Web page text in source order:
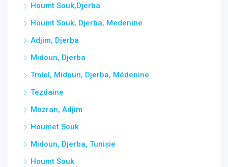
Houmt Souk,Djerba
Houmt Souk, Djerba, Medenine
Adjim, Djerba
Midoun, Djerba
Tmlel, Midoun, Djerba, Médenine
Tezdaine
Mozran, Adjim
Houmet Souk
Midoun, Djerba, Tunisie
Houmt Souk